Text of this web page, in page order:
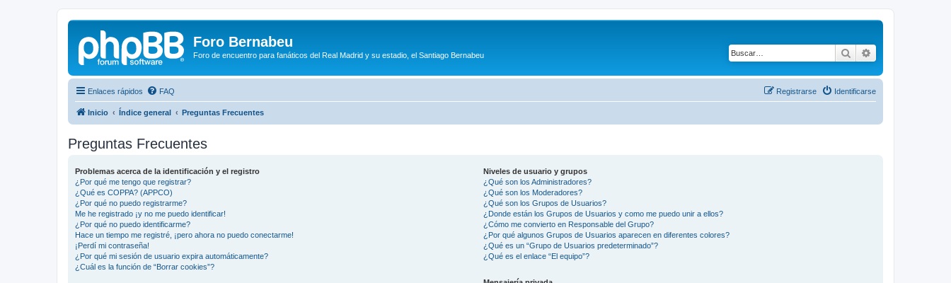
Foro Bernabeu
Foro de encuentro para fanáticos del Real Madrid y su estadio, el Santiago Bernabeu Buscar
Enlaces rápidos FAQ Identificarse
Registrarse
Inicio Índice general Preguntas Frecuentes
Preguntas Frecuentes
Problemas acerca de la identificación y el registro
¿Por qué me tengo que registrar?
¿Qué es COPPA? (APPCO)
¿Por qué no puedo registrarme?
Me he registrado ¡y no me puedo identificar!
¿Por qué no puedo identificarme?
Hace un tiempo me registré, ¡pero ahora no puedo conectarme!
¡Perdí mi contraseña!
¿Por qué mi sesión de usuario expira automáticamente?
¿Cuál es la función de “Borrar cookies”?
Niveles de usuario y grupos
¿Qué son los Administradores?
¿Qué son los Moderadores?
¿Qué son los Grupos de Usuarios?
¿Donde están los Grupos de Usuarios y como me puedo unir a ellos?
¿Cómo me convierto en Responsable del Grupo?
¿Por qué algunos Grupos de Usuarios aparecen en diferentes colores?
¿Qué es un “Grupo de Usuarios predeterminado”?
¿Qué es el enlace “El equipo”?